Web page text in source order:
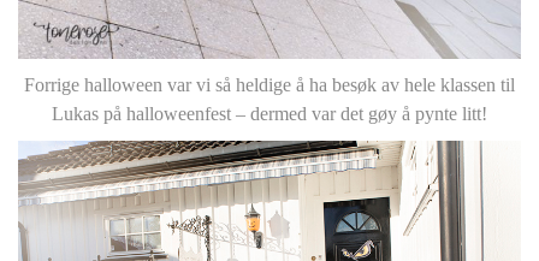
Forrige halloween var vi så heldige å ha besøk av hele klassen til
Lukas på halloweenfest – dermed var det gøy å pynte litt!